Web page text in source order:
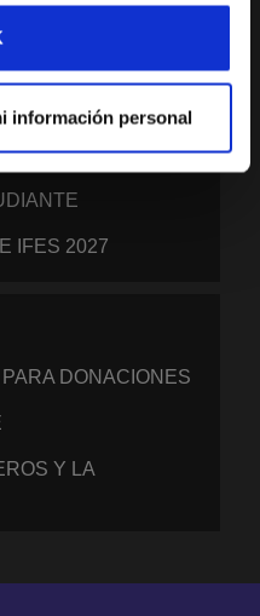
información personal
EL MUNDO A
IFES 2027
DONACIONES
Y LA